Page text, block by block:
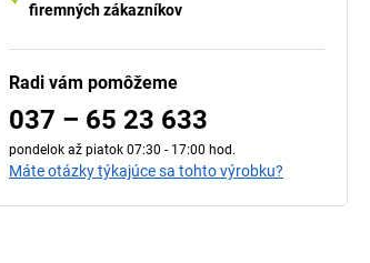
firemných zákazníkov
Radi vám pomôžeme
037 – 65 23 633
pondelok až piatok 07:30 - 17:00 hod.
Máte otázky týkajúce sa tohto výrobku?